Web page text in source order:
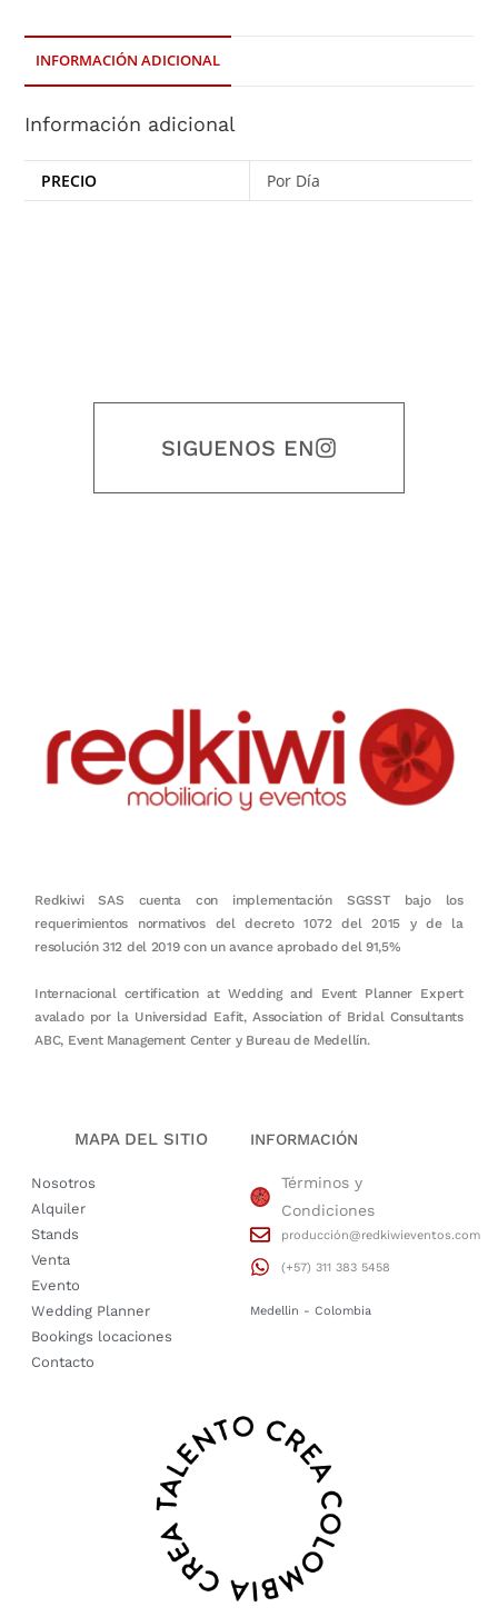
INFORMACIÓN ADICIONAL
Información adicional
PRECIO Por Día
SIGUENOS EN
Redkiwi SAS cuenta con implementación SGSST bajo los
requerimientos normativos del decreto 1072 del 2015 y de la
resolución 312 del 2019 con un avance aprobado del 91,5%
Internacional certification at Wedding and Event Planner Expert
avalado por la Universidad Eafit, Association of Bridal Consultants
ABC, Event Management Center y Bureau de Medellín.
MAPA DEL SITIO
Nosotros
Alquiler
Stands
Venta
Evento
Wedding Planner
Bookings locaciones
Contacto
INFORMACIÓN
Términos y
Condiciones
producción@redkiwieventos.com
(+57) 311 383 5458
Medellin - Colombia